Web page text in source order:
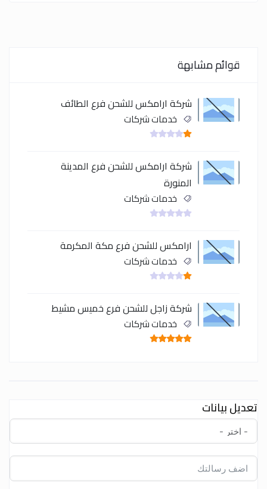
قوائم مشابهة
شركة ارامكس للشحن فرع الطائف
خدمات شركات
شركة ارامكس للشحن فرع المدينة
المنورة
خدمات شركات
ارامكس للشحن فرع مكة المكرمة
خدمات شركات
شركة زاجل للشحن فرع خميس مشيط
خدمات شركات
تعديل بيانات